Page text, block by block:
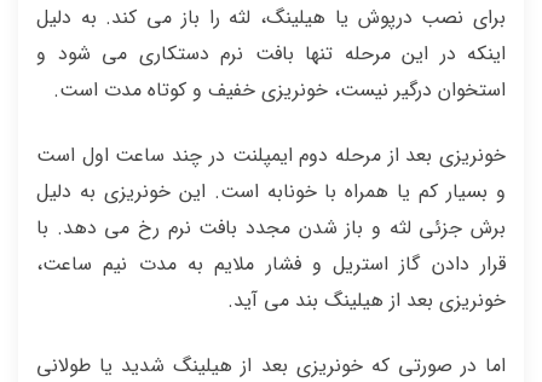
برای نصب درپوش يا هيلينگ، لثه را باز می کند. به دلیل
اینکه در این مرحله تنها بافت نرم دستکاری می شود و
استخوان درگیر نیست، خونریزی خفیف و کوتاه مدت است.
خونریزی بعد از مرحله دوم ایمپلنت در چند ساعت اول است
و بسیار کم یا همراه با خونابه است. این خونریزی به دلیل
برش جزئی لثه و باز شدن مجدد بافت نرم رخ می دهد. با
قرار دادن گاز استریل و فشار ملایم به مدت نیم ساعت،
خونریزی بعد از هیلینگ بند می آید.
اما در صورتی که خونریزی بعد از هیلینگ شدید یا طولانی